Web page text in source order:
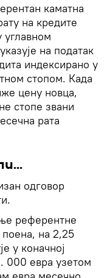
каматна
на кредите
углавном
на податак
индексирано у
стопом. Када
цену новца,
стопе звани
рата
одговор
референтне
поена, на 2,25
у коначној
000 евра узетом